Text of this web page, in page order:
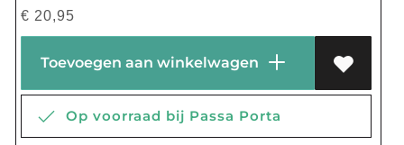
€ 20,95
Toevoegen aan winkelwagen
Op voorraad bij Passa Porta